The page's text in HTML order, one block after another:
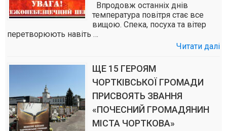
Впродовж останніх днів
температура повітря стає все
вищою. Спека, посуха та вітер
перетворюють навіть …
Читати далі
ЩЕ 15 ГЕРОЯМ
ЧОРТКІВСЬКОЇ ГРОМАДИ
ПРИСВОЯТЬ ЗВАННЯ
«ПОЧЕСНИЙ ГРОМАДЯНИН
МІСТА ЧОРТКОВА»